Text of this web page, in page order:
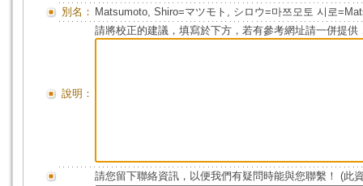
別名： Matsumoto, Shiro=マツモト, シロウ=마쯔모토 시로
說明：
請將校正的建議，填寫於下方，若有參考網址請一併提供
請您留下聯絡資訊，以便我們有疑問時能與您聯繫！ (此